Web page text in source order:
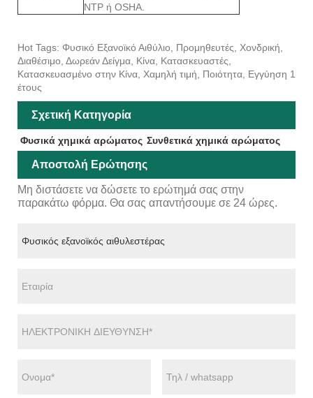
NTP ή OSHA.
Hot Tags: Φυσικό Εξανοϊκό Αιθύλιο, Προμηθευτές, Χονδρική,
Διαθέσιμο, Δωρεάν Δείγμα, Κίνα, Κατασκευαστές,
Κατασκευασμένο στην Κίνα, Χαμηλή τιμή, Ποιότητα, Εγγύηση 1
έτους
Σχετική Κατηγορία
Φυσικά χημικά αρώματος Συνθετικά χημικά αρώματος
Αποστολή Ερώτησης
Μη διστάσετε να δώσετε το ερώτημά σας στην
παρακάτω φόρμα. Θα σας απαντήσουμε σε 24 ώρες.